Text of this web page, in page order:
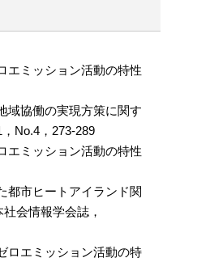
エミッション活動の特性
域協働の実現方策に関す
No.4，273-289
エミッション活動の特性
都市ヒートアイランド関
会情報学会誌，
ロエミッション活動の特